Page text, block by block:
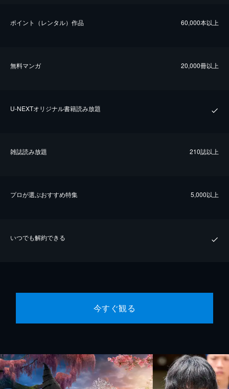
ポイント（レンタル）作品 60,000本以上
無料マンガ 20,000冊以上
U-NEXTオリジナル書籍読み放題
雑誌読み放題 210誌以上
プロが選ぶおすすめ特集 5,000以上
いつでも解約できる
今すぐ観る